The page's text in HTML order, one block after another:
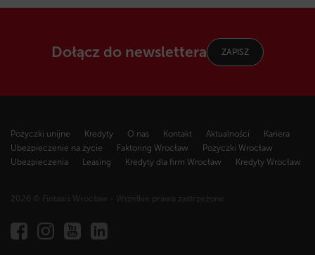
Dołącz do newslettera ZAPISZ
Pożyczki unijne Kredyty O nas Kontakt Aktualności
Kariera
Ubezpieczenie na życie
Faktoring Wrocław
Pożyczki Wrocław
Ubezpieczenia
Leasing Kredyty dla firm Wrocław Kredyty Wrocław
2026 © Fintaxis Wrocław - Wszelkie prawa zastrzeżone